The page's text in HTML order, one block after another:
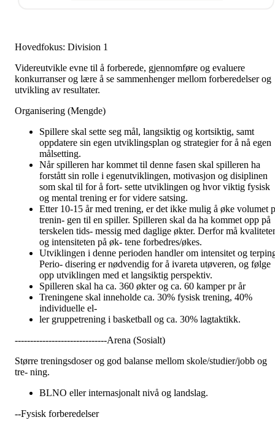
Hovedfokus: Division 1
Videreutvikle evne til å forberede, gjennomføre og evaluere
konkurranser og lære å se sammenhenger mellom forberedelser og
utvikling av resultater.
Organisering (Mengde)
Spillere skal sette seg mål, langsiktig og kortsiktig, samt
oppdatere sin egen utviklingsplan og strategier for å nå egen
målsetting.
Når spilleren har kommet til denne fasen skal spilleren ha
forstått sin rolle i egenutviklingen, motivasjon og disiplinen
som skal til for å fort- sette utviklingen og hvor viktig fysisk
og mental trening er for videre satsing.
Etter 10-15 år med trening, er det ikke mulig å øke volumet
trenin- gen til en spiller. Spilleren skal da ha kommet opp på
terskelen tids- messig med daglige økter. Derfor må
og intensiteten på øk- tene forbedres/økes.
Utviklingen i denne perioden handler om intensitet og
Perio- disering er nødvendig for å ivareta utøveren, og følge
opp utviklingen med et langsiktig perspektiv.
Spilleren skal ha ca. 360 økter og ca. 60 kamper pr år
Treningene skal inneholde ca. 30% fysisk trening, 40%
individuelle el-
ler gruppetrening i basketball og ca. 30% lagtaktikk.
------------------------------Arena (Sosialt)
Større treningsdoser og god balanse mellom skole/studier/jobb og
tre- ning.
BLNO eller internasjonalt nivå og landslag.
--Fysisk forberedelser